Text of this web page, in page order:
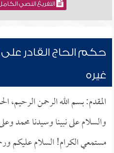
التفريغ النصي
حكم الحاج القادر على
غيره
المقدم: بسم الله الرحمن الرحيم،
والسلام على نبينا وسيدنا محمد
مستمعي الكرام! السلام عليكم